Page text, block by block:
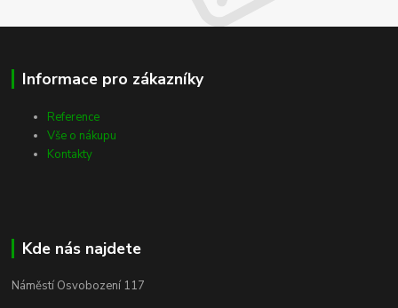
Informace pro zákazníky
Reference
Vše o nákupu
Kontakty
Kde nás najdete
Náměstí Osvobození 117